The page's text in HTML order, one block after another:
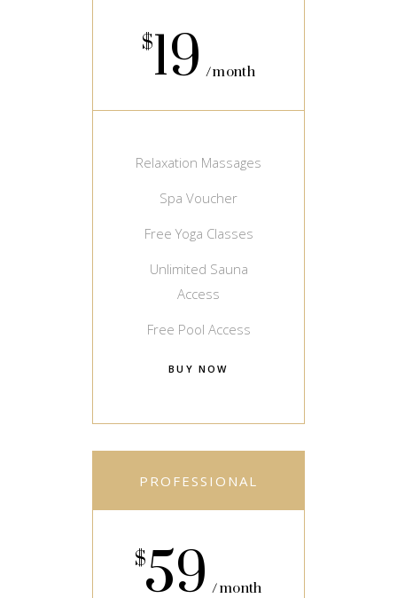
$19 month
Relaxation Massages
Spa Voucher
Free Yoga Classes
Unlimited Sauna
Access
Free Pool Access
BUY NOW
PROFESSIONAL
$59 month